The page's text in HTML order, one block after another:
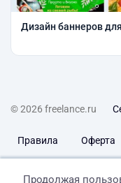
Дизайн баннеров
© 2026 freelance.ru
Правила Оферта
Продолжая